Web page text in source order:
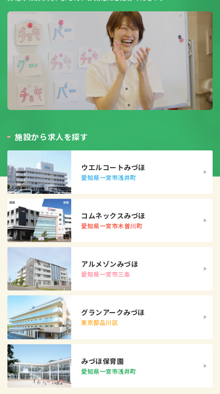
施設から求人を探す
ウエルコートみづほ
愛知県一宮市浅井町
コムネックスみづほ
愛知県一宮市木曽川町
アルメゾンみづほ
愛知県一宮市三条
グランアークみづほ
東京都品川区
みづほ保育園
愛知県一宮市浅井町